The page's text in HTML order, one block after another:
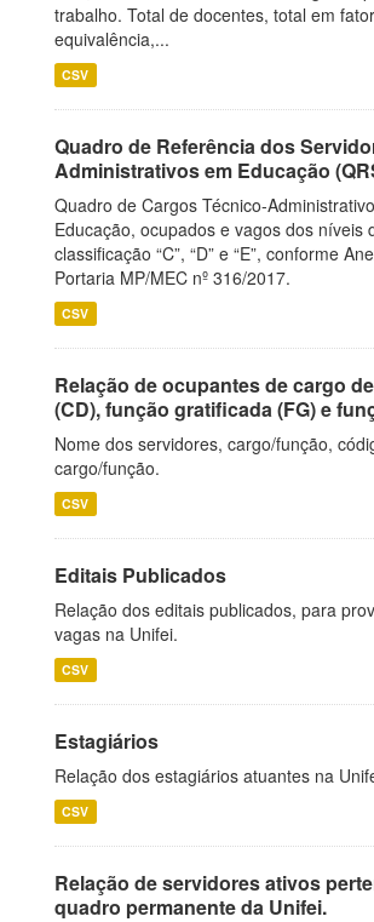
trabalho. Total de docentes, total em
equivalência,...
CSV
Quadro de Referência dos
Administrativos em Educação
Quadro de Cargos Técnico-
Educação, ocupados e vagos dos níveis
classificação “C”, “D” e “E”, conforme
Portaria MP/MEC nº 316/2017.
CSV
Relação de ocupantes de cargo
(CD), função gratificada (FG) e
Nome dos servidores, cargo/função,
cargo/função.
CSV
Editais Publicados
Relação dos editais publicados, para
vagas na Unifei.
CSV
Estagiários
Relação dos estagiários atuantes na
CSV
Relação de servidores ativos
quadro permanente da Unifei.